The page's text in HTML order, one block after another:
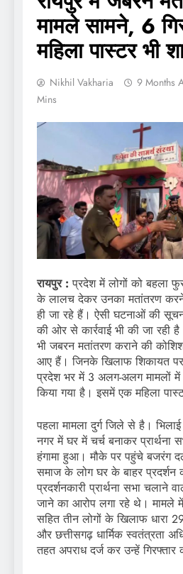
मामले सामने, 6
महिला पास्टर भी
Nikhil Vakharia 9 Months
Mins
रायपुर : प्रदेश में लोगों को बहला
के लालच देकर उनका मतांतरण
ही जा रहे हैं। ऐसी घटनाओं की
की ओर से कार्रवाई भी की जा रही
भी जबरन मतांतरण कराने की
आए हैं। जिनके खिलाफ शिकायत पर
प्रदेश भर में 3 अलग-अलग मामलों में
किया गया है। इसमें एक महिला
पहला मामला दुर्ग जिले से है।
नगर में घर में चर्च बनाकर
हंगामा हुआ। मौके पर पहुंचे बजरंग
समाज के लोग घर के बाहर प्रदर्शन
प्रदर्शनकारी प्रार्थना सभा चलाने
जाने का आरोप लगा रहे थे। मामले
सहित तीन लोगों के खिलाफ धारा
और छत्तीसगढ़ धार्मिक स्वतंत्रता
तहत अपराध दर्ज कर उन्हें गिरफ्तार